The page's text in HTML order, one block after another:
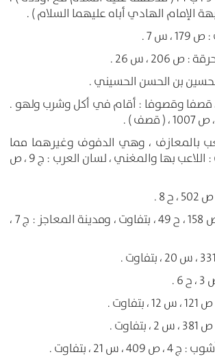
، قصفا وقصوفا : أقام في أكل وشرب ولهو .
بالمعازف ، وهي الدفوف وغيرهما مما
يضرب ، . . . والعازف : اللاعب بها والمغني ، لسان العرب : ج 9 ، ص
عنه البحار : ج 50 ، ص 158 ، ح 49 ، بتفاوت ، ومدينة المعاجز : ج 7 ،
س 21 ، بتفاوت .